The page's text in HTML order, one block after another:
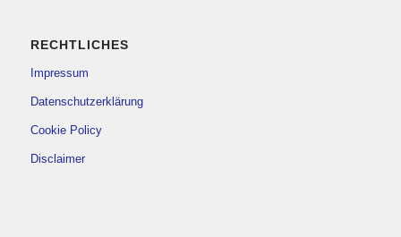
RECHTLICHES
Impressum
Datenschutzerklärung
Cookie Policy
Disclaimer